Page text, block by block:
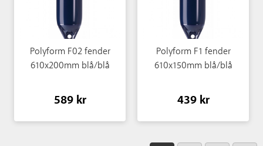
Polyform F02 fender
610x200mm blå/blå
589 kr
Polyform F1 fender
610x150mm blå/blå
439 kr